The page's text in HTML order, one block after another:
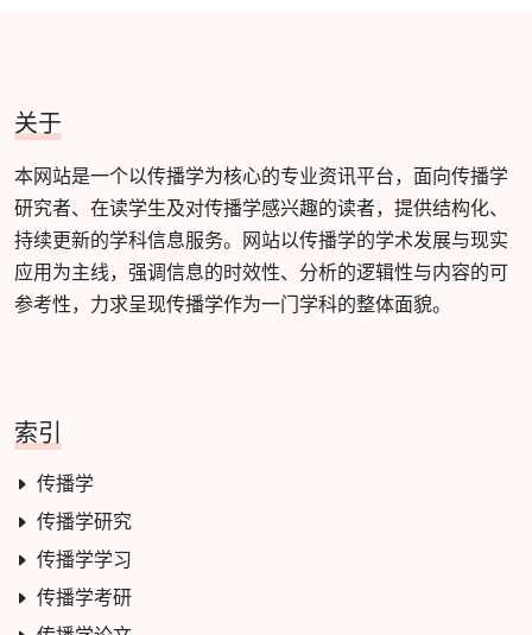
关于
本网站是一个以传播学为核心的专业资讯平台，面向传播学
研究者、在读学生及对传播学感兴趣的读者，提供结构化、
持续更新的学科信息服务。网站以传播学的学术发展与现实
应用为主线，强调信息的时效性、分析的逻辑性与内容的可
参考性，力求呈现传播学作为一门学科的整体面貌。
索引
传播学
传播学研究
传播学学习
传播学考研